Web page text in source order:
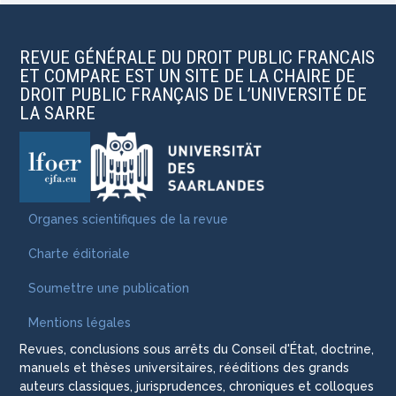
REVUE GÉNÉRALE DU DROIT PUBLIC FRANCAIS
ET COMPARE EST UN SITE DE LA CHAIRE DE
DROIT PUBLIC FRANÇAIS DE L’UNIVERSITÉ DE
LA SARRE
Organes scientifiques de la revue
Charte éditoriale
Soumettre une publication
Mentions légales
Revues, conclusions sous arrêts du Conseil d'État, doctrine,
manuels et thèses universitaires, rééditions des grands
auteurs classiques, jurisprudences, chroniques et colloques